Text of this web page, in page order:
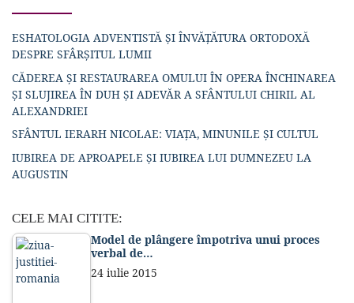
ESHATOLOGIA ADVENTISTĂ ȘI ÎNVĂȚĂTURA ORTODOXĂ
DESPRE SFÂRȘITUL LUMII
CĂDEREA ȘI RESTAURAREA OMULUI ÎN OPERA ÎNCHINAREA
ȘI SLUJIREA ÎN DUH ȘI ADEVĂR A SFÂNTULUI CHIRIL AL
ALEXANDRIEI
SFÂNTUL IERARH NICOLAE: VIAȚA, MINUNILE ȘI CULTUL
IUBIREA DE APROAPELE ȘI IUBIREA LUI DUMNEZEU LA
AUGUSTIN
CELE MAI CITITE:
Model de plângere împotriva unui proces
verbal de…
24 iulie 2015